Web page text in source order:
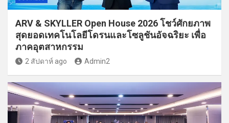
ARV & SKYLLER Open House 2026 โชว์ศักยภาพ
สุดยอดเทคโนโลยีโดรนและโซลูชันอัจฉริยะ เพื่อ
ภาคอุตสาหกรรม
2 สัปดาห์ ago Admin2